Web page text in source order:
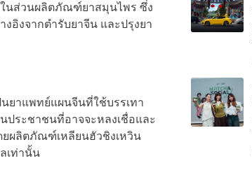
นส่วนผลิตภัณฑ์ยาสมุนไพร ซึ่ง
อิงจากตำรับยาจีน และปรุงยา
ยาแพทย์แผนจีนที่ใช้บรรเทา
ประชาชนที่อาจจะหลงเชื่อและ
ผลิตภัณฑ์เหลียนฮัวชิงเหวิน
เท่านั้น